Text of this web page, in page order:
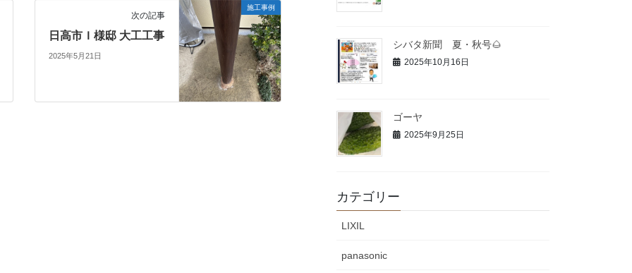
施工事例
次の記事
日高市Ｉ様邸 大工工事
2025年5月21日
シバタ新聞 夏・秋号🌰
2025年10月16日
ゴーヤ
2025年9月25日
カテゴリー
LIXIL
panasonic